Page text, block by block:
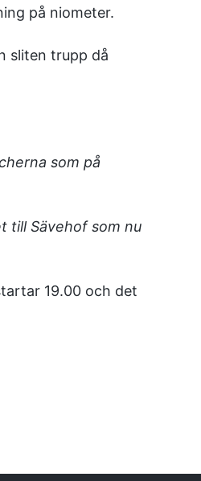
på niometer.
sliten trupp då
som på
till Sävehof som nu
19.00 och det